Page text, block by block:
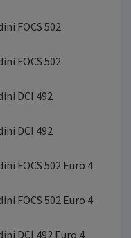
FOCS 502
FOCS 502
DCI 492
DCI 492
FOCS 502 Euro 4
FOCS 502 Euro 4
DCI 492 Euro 4